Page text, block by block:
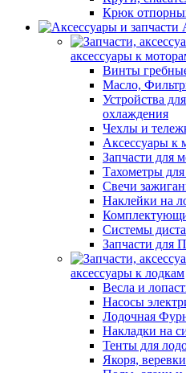
Крюк
аксессуары к
Винты
Масло,
Устройства
охлаждения
Чехлы и
Аксессуары к
Запчасти для
Тахометры для
Свечи
Наклейки на
Системы
Запчасти для
аксессуары к лодкам
Весла и
Насосы
Лодочная
Накладки на
Тенты для
Якоря, веревки